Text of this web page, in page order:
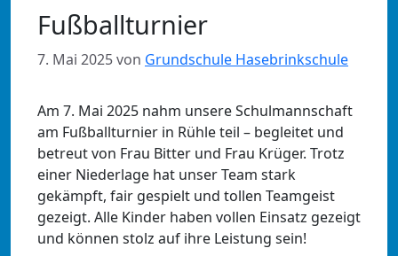
Fußballturnier
7. Mai 2025von Grundschule Hasebrinkschule
Am 7. Mai 2025 nahm unsere Schulmannschaft
am Fußballturnier in Rühle teil – begleitet und
betreut von Frau Bitter und Frau Krüger. Trotz
einer Niederlage hat unser Team stark
gekämpft, fair gespielt und tollen Teamgeist
gezeigt. Alle Kinder haben vollen Einsatz gezeigt
und können stolz auf ihre Leistung sein!